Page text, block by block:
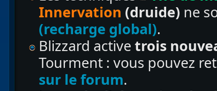
Innervation (druide) ne
(recharge global).
Blizzard active trois
Tourment : vous pouvez
sur le forum.